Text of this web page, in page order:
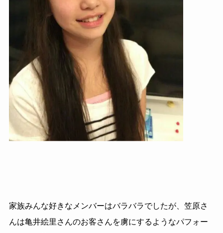
家族みんな好きなメンバーはバラバラでしたが、笠原さ
んは亀井絵里さんのお客さんを虜にするようなパフォー